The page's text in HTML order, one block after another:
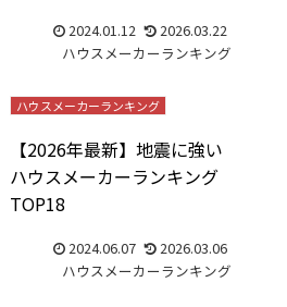
2024.01.12
2026.03.22
ハウスメーカーランキング
ハウスメーカーランキング
【2026年最新】地震に強い
ハウスメーカーランキング
TOP18
2024.06.07
2026.03.06
ハウスメーカーランキング